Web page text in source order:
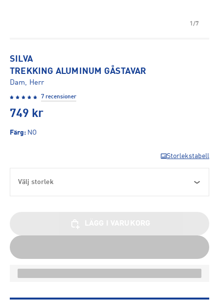
1/7
SILVA
TREKKING ALUMINUM GÅSTAVAR
Dam, Herr
7 recensioner
749 kr
Färg: NO
Storlekstabell
Välj storlek